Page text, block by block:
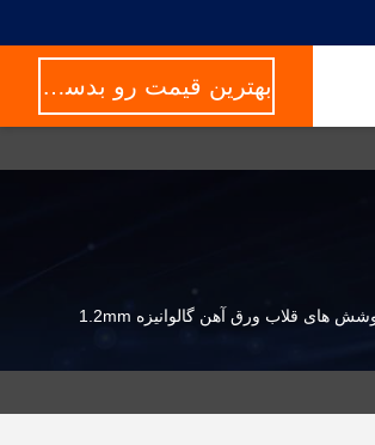
بهترین قیمت رو بدست بیار